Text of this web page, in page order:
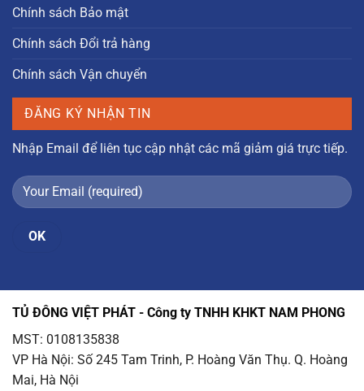
Chính sách Bảo mật
Chính sách Đổi trả hàng
Chính sách Vận chuyển
ĐĂNG KÝ NHẬN TIN
Nhập Email để liên tục cập nhật các mã giảm giá trực tiếp.
TỦ ĐÔNG VIỆT PHÁT - Công ty TNHH KHKT NAM PHONG
MST: 0108135838
VP Hà Nội: Số 245 Tam Trinh, P. Hoàng Văn Thụ. Q. Hoàng
Mai, Hà Nội